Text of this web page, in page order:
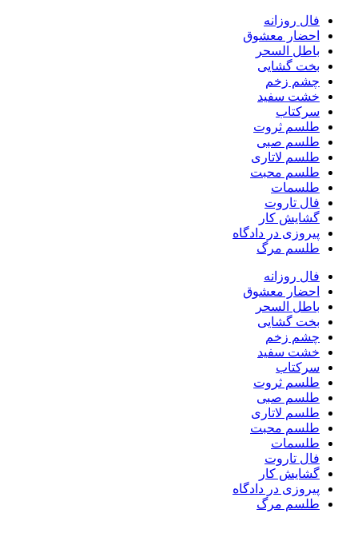
فال روزانه
احضار معشوق
باطل السحر
بخت گشایی
چشم زخم
خشت سفید
سرکتاب
طلسم ثروت
طلسم صبی
طلسم لاتاری
طلسم محبت
طلسمات
فال تاروت
گشایش کار
پیروزی در دادگاه
طلسم مرگ
فال روزانه
احضار معشوق
باطل السحر
بخت گشایی
چشم زخم
خشت سفید
سرکتاب
طلسم ثروت
طلسم صبی
طلسم لاتاری
طلسم محبت
طلسمات
فال تاروت
گشایش کار
پیروزی در دادگاه
طلسم مرگ